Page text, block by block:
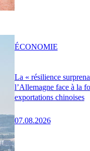
La « résilience
l’Allemagne face à la
exportations chinoises
07.08.2026
ÉCONOMIE